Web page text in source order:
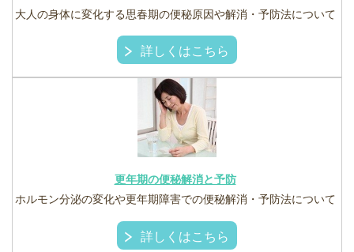
大人の身体に変化する思春期の便秘原因や解消・予防法について
詳しくはこちら
更年期の便秘解消と予防
ホルモン分泌の変化や更年期障害での便秘解消・予防法について
詳しくはこちら